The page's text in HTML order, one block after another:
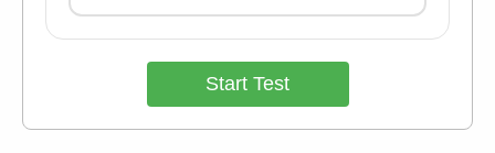
Start Test